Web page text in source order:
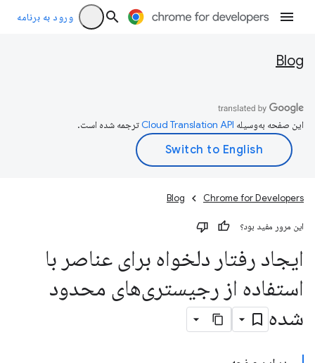
ورود به برنامه
Blog
این صفحه به‌وسیله ترجمه شده است.
Chrome for Developers
Blog
این مرور مفید بود؟
ایجاد رفتار دلخواه برای عناصر با
استفاده از رجیستری‌های محدود
شده